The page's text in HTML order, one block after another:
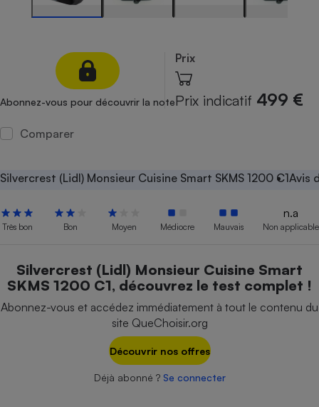
Abonnez-vous pour découvrir la note
Prix
Prix indicatif 499 €
Comparer
Silvercrest (Lidl) Monsieur Cuisine Smart SKMS 1200 C1Avis
Très bon Bon Moyen Médiocre Mauvais
n.a
Non applicable
Silvercrest (Lidl) Monsieur Cuisine Smart
SKMS 1200 C1, découvrez le test complet !
Abonnez-vous et accédez immédiatement à tout le contenu du
site QueChoisir.org
Découvrir nos offres
Déjà abonné ? Se connecter
Assurance emprunteur
Petit électroménager -
Lave-linge
Plaque de cuisson à
Téléviseur
Téléphone mobile -
Radiateur électrique